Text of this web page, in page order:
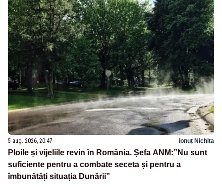
5 aug. 2026, 20:47 Ionuț Nichita
Ploile și vijeliile revin în România. Șefa ANM:”Nu sunt
suficiente pentru a combate seceta și pentru a
îmbunătăți situația Dunării”